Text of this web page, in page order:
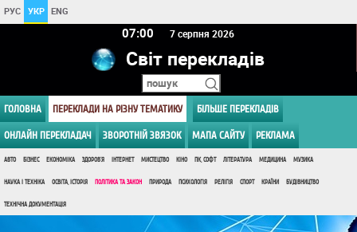
РУС УКР ENG
07 00 7 серпня 2026
Світ перекладів
ГОЛОВНА ПЕРЕКЛАДИ НА РІЗНУ ТЕМАТИКУ БІЛЬШЕ ПЕРЕКЛАДІВ
ОНЛАЙН ПЕРЕКЛАДАЧ ЗВОРОТНІЙ ЗВЯЗОК МАПА САЙТУ РЕКЛАМА
АВТО БІЗНЕС ЕКОНОМІКА ЗДОРОВ'Я ІНТЕРНЕТ МИСТЕЦТВО КІНО ПК, СОФТ ЛІТЕРАТУРА МЕДИЦИНА МУЗИКА
НАУКА І ТЕХНІКА ОСВІТА, ІСТОРІЯ ПОЛІТИКА ТА ЗАКОН ПРИРОДА ПСИХОЛОГІЯ РЕЛІГІЯ СПОРТ КРАЇНИ БУДІВНИЦТВО
ТЕХНІЧНА ДОКУМЕНТАЦІЯ